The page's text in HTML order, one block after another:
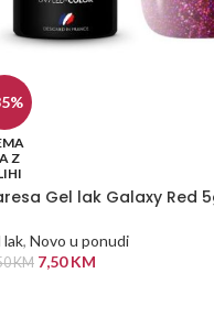
Z
Gel lak Galaxy Red
lak, Novo u ponudi
KM 7,50KM